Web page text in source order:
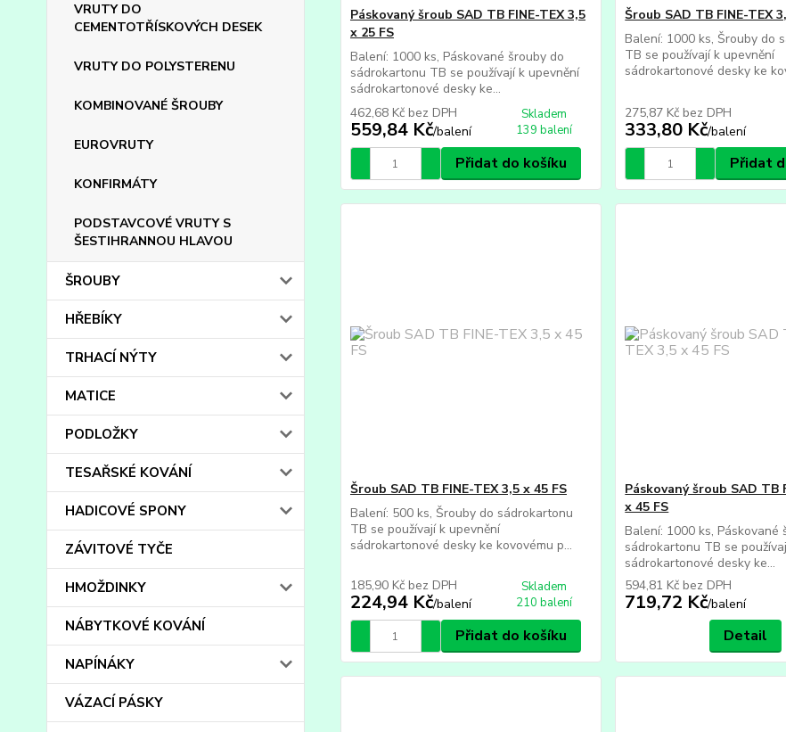
VRUTY DO
CEMENTOTŘÍSKOVÝCH DESEK
VRUTY DO POLYSTERENU
KOMBINOVANÉ ŠROUBY
EUROVRUTY
KONFIRMÁTY
PODSTAVCOVÉ VRUTY S
ŠESTIHRANNOU HLAVOU
ŠROUBY
HŘEBÍKY
TRHACÍ NÝTY
MATICE
PODLOŽKY
TESAŘSKÉ KOVÁNÍ
HADICOVÉ SPONY
ZÁVITOVÉ TYČE
HMOŽDINKY
NÁBYTKOVÉ KOVÁNÍ
NAPÍNÁKY
VÁZACÍ PÁSKY
Páskovaný šroub SAD TB FINE-TEX 3,5
x 25 FS
Balení: 1000 ks, Páskované šrouby do
sádrokartonu TB se používají k upevnění
sádrokartonové desky ke...
559,84 Kč/balení
462,68 Kč bez DPH
Skladem
139 balení
Přidat do košíku
Šroub SAD TB FINE-TEX
Balení: 1000 ks, Šrouby do
TB se používají k upevnění
sádrokartonové desky ke
333,80 Kč/balení
275,87 Kč bez DPH
Přidat
Šroub SAD TB FINE-TEX 3,5 x 45 FS
Balení: 500 ks, Šrouby do sádrokartonu
TB se používají k upevnění
sádrokartonové desky ke kovovému p...
224,94 Kč/balení
185,90 Kč bez DPH
Skladem
210 balení
Přidat do košíku
Páskovaný šroub SAD TB
x 45 FS
Balení: 1000 ks, Páskované
sádrokartonu TB se
sádrokartonové desky ke...
719,72 Kč/balení
594,81 Kč bez DPH
Detail